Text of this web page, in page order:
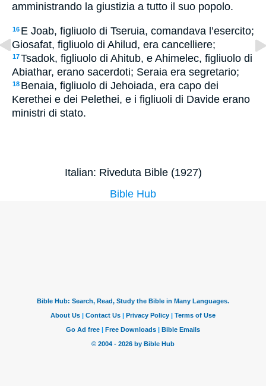
amministrando la giustizia a tutto il suo popolo.
16 E Joab, figliuolo di Tseruia, comandava l’esercito;
Giosafat, figliuolo di Ahilud, era cancelliere;
17Tsadok, figliuolo di Ahitub, e Ahimelec, figliuolo di
Abiathar, erano sacerdoti; Seraia era segretario;
18 Benaia, figliuolo di Jehoiada, era capo dei
Kerethei e dei Pelethei, e i figliuoli di Davide erano
ministri di stato.
Italian: Riveduta Bible (1927)
Bible Hub